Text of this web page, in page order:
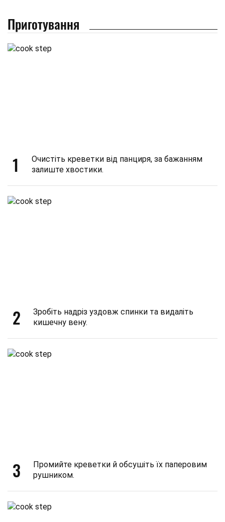
Приготування
1
Очистіть креветки від панциря, за бажанням
залиште хвостики.
2
Зробіть надріз уздовж спинки та видаліть
кишечну вену.
3
Промийте креветки й обсушіть їх паперовим
рушником.